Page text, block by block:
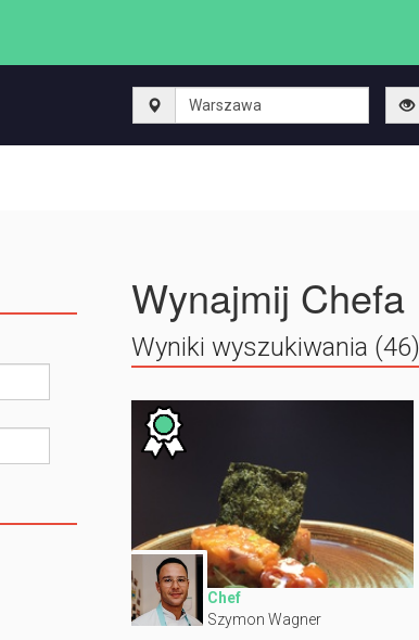
Wynajmij Chefa
Wyniki wyszukiwania (46)
Chef
Szymon Wagner